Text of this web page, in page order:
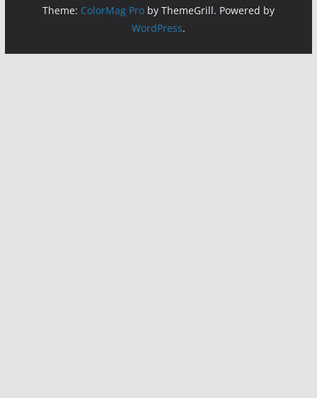
Theme: ColorMag Proby ThemeGrill. Powered by
WordPress.